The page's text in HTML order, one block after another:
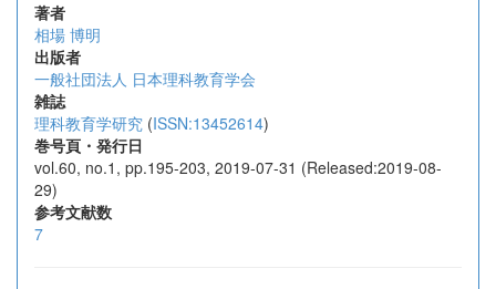
著者
相場 博明
出版者
一般社団法人 日本理科教育学会
雑誌
理科教育学研究 (ISSN:13452614)
巻号頁・発行日
vol.60, no.1, pp.195-203, 2019-07-31 (Released:2019-08-
29)
参考文献数
7